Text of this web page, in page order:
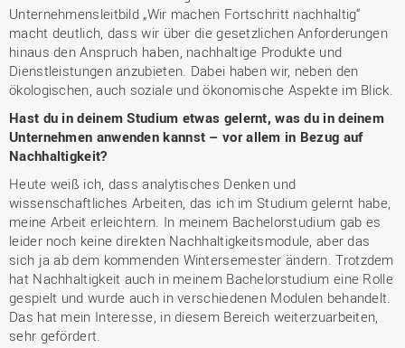
Unternehmensleitbild „Wir machen Fortschritt nachhaltig“
macht deutlich, dass wir über die gesetzlichen Anforderungen
hinaus den Anspruch haben, nachhaltige Produkte und
Dienstleistungen anzubieten. Dabei haben wir, neben den
ökologischen, auch soziale und ökonomische Aspekte im Blick.
Hast du in deinem Studium etwas gelernt, was du in deinem
Unternehmen anwenden kannst – vor allem in Bezug auf
Nachhaltigkeit?
Heute weiß ich, dass analytisches Denken und
wissenschaftliches Arbeiten, das ich im Studium gelernt habe,
meine Arbeit erleichtern. In meinem Bachelorstudium gab es
leider noch keine direkten Nachhaltigkeitsmodule, aber das
sich ja ab dem kommenden Wintersemester ändern. Trotzdem
hat Nachhaltigkeit auch in meinem Bachelorstudium eine Rolle
gespielt und wurde auch in verschiedenen Modulen behandelt.
Das hat mein Interesse, in diesem Bereich weiterzuarbeiten,
sehr gefördert.